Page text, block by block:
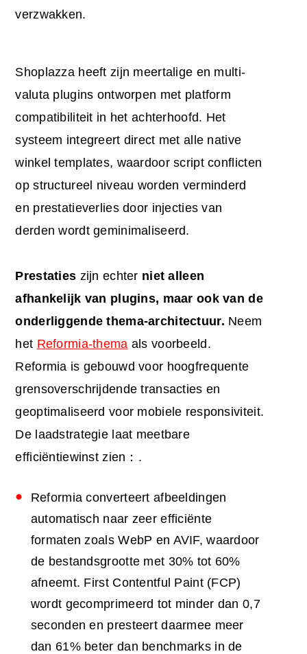
verzwakken.
Shoplazza heeft zijn meertalige en multi-
valuta plugins ontworpen met platform
compatibiliteit in het achterhoofd. Het
systeem integreert direct met alle native
winkel templates, waardoor script conflicten
op structureel niveau worden verminderd
en prestatieverlies door injecties van
derden wordt geminimaliseerd.
Prestaties zijn echter niet alleen
afhankelijk van plugins, maar ook van de
onderliggende thema-architectuur. Neem
het Reformia-thema als voorbeeld.
Reformia is gebouwd voor hoogfrequente
grensoverschrijdende transacties en
geoptimaliseerd voor mobiele responsiviteit.
De laadstrategie laat meetbare
efficiëntiewinst zien：.
Reformia converteert afbeeldingen
automatisch naar zeer efficiënte
formaten zoals WebP en AVIF, waardoor
de bestandsgrootte met 30% tot 60%
afneemt. First Contentful Paint (FCP)
wordt gecomprimeerd tot minder dan 0,7
seconden en presteert daarmee meer
dan 61% beter dan benchmarks in de